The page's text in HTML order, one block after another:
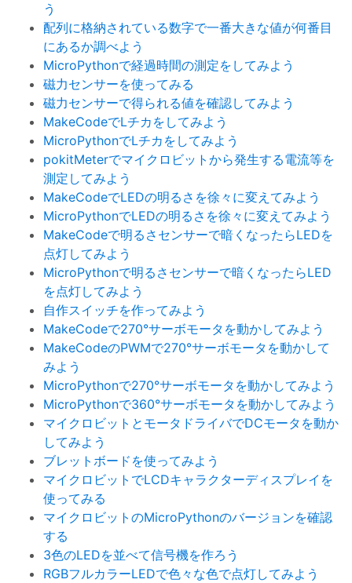
う
配列に格納されている数字で一番大きな値が何番目
にあるか調べよう
MicroPythonで経過時間の測定をしてみよう
磁力センサーを使ってみる
磁力センサーで得られる値を確認してみよう
MakeCodeでLチカをしてみよう
MicroPythonでLチカをしてみよう
pokitMeterでマイクロビットから発生する電流等を
測定してみよう
MakeCodeでLEDの明るさを徐々に変えてみよう
MicroPythonでLEDの明るさを徐々に変えてみよう
MakeCodeで明るさセンサーで暗くなったらLEDを
点灯してみよう
MicroPythonで明るさセンサーで暗くなったらLED
を点灯してみよう
自作スイッチを作ってみよう
MakeCodeで270°サーボモータを動かしてみよう
MakeCodeのPWMで270°サーボモータを動かして
みよう
MicroPythonで270°サーボモータを動かしてみよう
MicroPythonで360°サーボモータを動かしてみよう
マイクロビットとモータドライバでDCモータを動か
してみよう
ブレットボードを使ってみよう
マイクロビットでLCDキャラクターディスプレイを
使ってみる
マイクロビットのMicroPythonのバージョンを確認
する
3色のLEDを並べて信号機を作ろう
RGBフルカラーLEDで色々な色で点灯してみよう